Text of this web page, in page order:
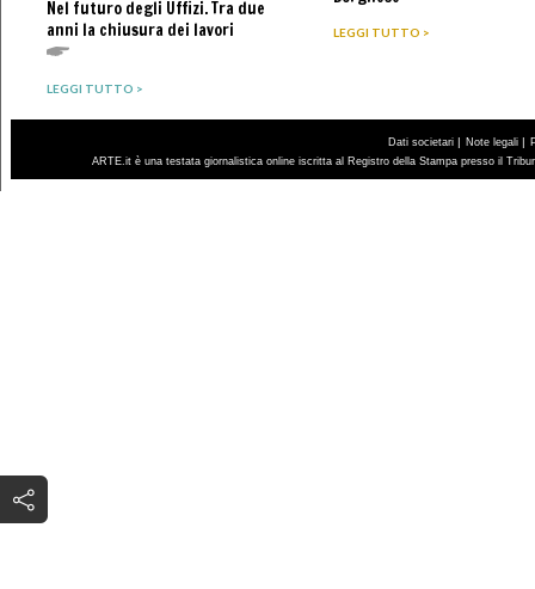
Nel futuro degli Uffizi. Tra due
anni la chiusura dei lavori
LEGGI TUTTO >
LEGGI TUTTO >
Dati societari | Note legali |
ARTE.it è una testata giornalistica online iscritta al Registro della Stampa presso il